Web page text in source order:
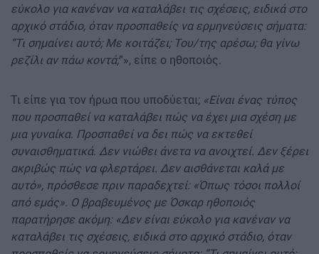
εύκολο για κανέναν να καταλάβει τις σχέσεις, ειδικά στο
αρχικό στάδιο, όταν προσπαθείς να ερμηνεύσεις σήματα:
“Τι σημαίνει αυτό; Με κοιτάζει; Του/της αρέσω; θα γίνω
ρεζίλι αν πάω κοντά;”», είπε ο ηθοποιός.
Τι είπε για τον ήρωα που υποδύεται; «Είναι ένας τύπος
που προσπαθεί να καταλάβει πώς να έχει μια σχέση με
μια γυναίκα. Προσπαθεί να δει πώς να εκτεθεί
συναισθηματικά. Δεν νιώθει άνετα να ανοιχτεί. Δεν ξέρει
ακριβώς πώς να φλερτάρει. Δεν αισθάνεται καλά με
αυτό», πρόσθεσε πριν παραδεχτεί: «Όπως τόσοι πολλοί
από εμάς». Ο βραβευμένος με Όσκαρ ηθοποιός
παρατήρησε ακόμη: «Δεν είναι εύκολο για κανέναν να
καταλάβει τις σχέσεις, ειδικά στο αρχικό στάδιο, όταν